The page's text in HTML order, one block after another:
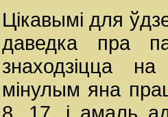
Цікавымі для
даведка пра
знаходзіцца
мінулым яна